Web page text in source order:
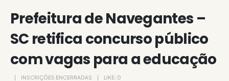
Prefeitura de Navegantes –
SC retifica concurso público
com vagas para a educação
INSCRIÇÕES ENCERRADAS LIKE: 0